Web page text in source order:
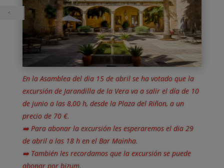
En la Asamblea del dia 15 de abril se ha votado que la
excursión de Jarandilla de la Vera va a salir el día de 10
de junio a las 8,00 h, desde la Plaza del Riñon, a un
precio de 70 €.
➡️ Para abonar la excursión les esperaremos el dia 29
de abril a las 18 h en el Bar Mainha.
➡️ También les recordamos que la excursión se puede
abonar por bizum.